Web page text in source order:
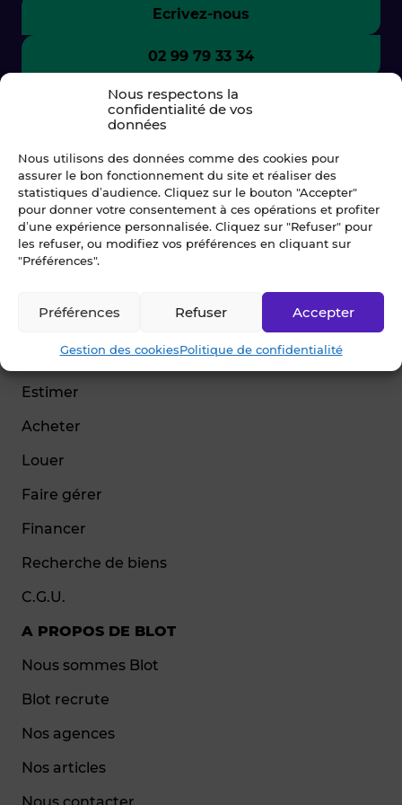
Nous respectons la
confidentialité de vos
données
Nous utilisons des données comme des cookies pour
assurer le bon fonctionnement du site et réaliser des
statistiques d’audience. Cliquez sur le bouton "Accepter"
pour donner votre consentement à ces opérations et profiter
d’une expérience personnalisée. Cliquez sur "Refuser" pour
les refuser, ou modifiez vos préférences en cliquant sur
"Préférences".
Accepter
Refuser
Préférences
Gestion des cookiesPolitique de confidentialité
Ecrivez-nous
02 99 79 33 34
Vendre
Estimer
Acheter
Louer
Faire gérer
Financer
Recherche de biens
C.G.U.
A PROPOS DE BLOT
Nous sommes Blot
Blot recrute
Nos agences
Nos articles